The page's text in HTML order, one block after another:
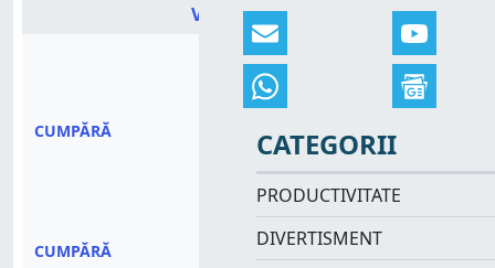
VEZI PREȚUL:
CUMPĂRĂ
CUMPĂRĂ
CATEGORII
PRODUCTIVITATE
DIVERTISMENT